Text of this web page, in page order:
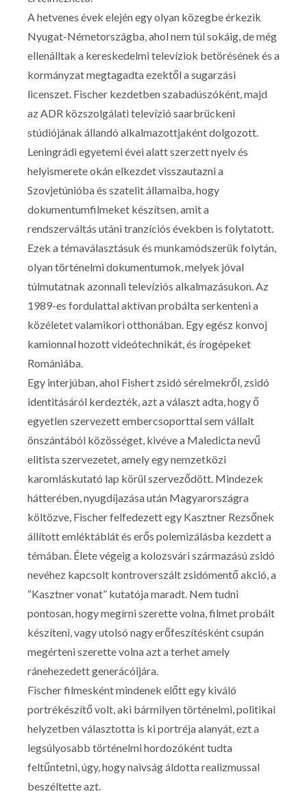
A hetvenes évek elején egy olyan közegbe érkezik
Nyugat-Németországba, ahol nem túl sokáig, de még
ellenálltak a kereskedelmi televíziok betörésének és a
kormányzat megtagadta ezektől a sugarzási
licenszet. Fischer kezdetben szabadúszóként, majd
az ADR közszolgálati televízió saarbrückeni
stúdiójának állandó alkalmazottjaként dolgozott.
Leningrádi egyetemi évei alatt szerzett nyelv és
helyismerete okán elkezdet visszautazni a
Szovjetúnióba és szatelit államaiba, hogy
dokumentumfilmeket készítsen, amit a
rendszerváltás utáni tranzíciós években is folytatott.
Ezek a témaválasztásuk és munkamódszerük folytán,
olyan történelmi dokumentumok, melyek jóval
túlmutatnak azonnali televíziós alkalmazásukon. Az
1989-es fordulattal aktívan probálta serkenteni a
közéletet valamikori otthonában. Egy egész konvoj
kamionnal hozott videótechnikát, és írogépeket
Romániába.
Egy interjúban, ahol Fishert zsidó sérelmekről, zsidó
identitásáról kerdezték, azt a választ adta, hogy ő
egyetlen szervezett embercsoporttal sem vállalt
önszántából közösséget, kivéve a Maledicta nevű
elitista szervezetet, amely egy nemzetközi
karomláskutató lap körül szerveződött. Mindezek
hátterében, nyugdíjazása után Magyarországra
költözve, Fischer felfedezett egy Kasztner Rezsőnek
állított emléktáblát és erős polemizálásba kezdett a
témában. Élete végeig a kolozsvári származású zsidó
nevéhez kapcsolt kontroverszált zsidómentő akció, a
“Kasztner vonat” kutatója maradt. Nem tudni
pontosan, hogy megírni szerette volna, filmet probált
készíteni, vagy utolsó nagy erőfeszítésként csupán
megérteni szerette volna azt a terhet amely
ránehezedett generácóijára.
Fischer filmesként mindenek előtt egy kiváló
portrékészítő volt, aki bármilyen történelmi, politikai
helyzetben választotta is ki portréja alanyát, ezt a
legsúlyosabb történelmi hordozóként tudta
feltűntetni, úgy, hogy naivság áldotta realizmussal
beszéltette azt.